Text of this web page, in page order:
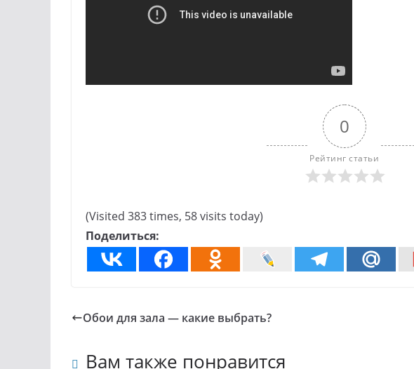
0
Рейтинг статьи
(Visited 383 times, 58 visits today)
Поделиться:
Обои для зала — какие выбрать?
Вам также понравится